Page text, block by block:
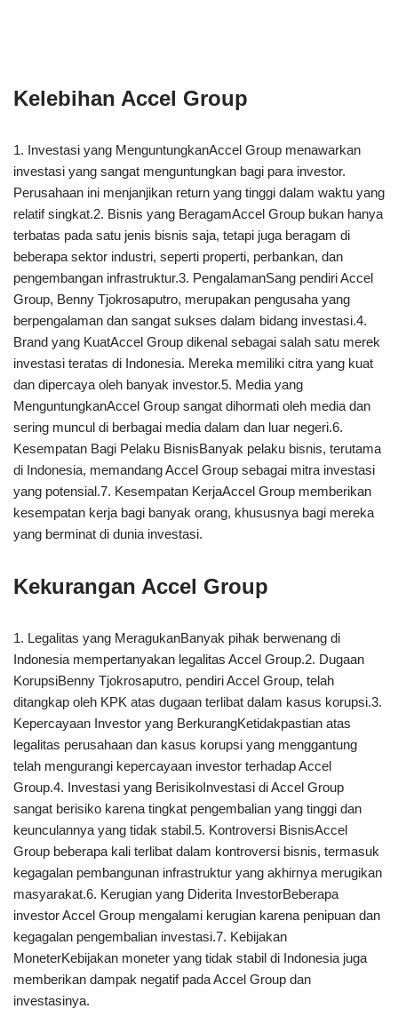
Kelebihan Accel Group
1. Investasi yang MenguntungkanAccel Group menawarkan
investasi yang sangat menguntungkan bagi para investor.
Perusahaan ini menjanjikan return yang tinggi dalam waktu yang
relatif singkat.2. Bisnis yang BeragamAccel Group bukan hanya
terbatas pada satu jenis bisnis saja, tetapi juga beragam di
beberapa sektor industri, seperti properti, perbankan, dan
pengembangan infrastruktur.3. PengalamanSang pendiri Accel
Group, Benny Tjokrosaputro, merupakan pengusaha yang
berpengalaman dan sangat sukses dalam bidang investasi.4.
Brand yang KuatAccel Group dikenal sebagai salah satu merek
investasi teratas di Indonesia. Mereka memiliki citra yang kuat
dan dipercaya oleh banyak investor.5. Media yang
MenguntungkanAccel Group sangat dihormati oleh media dan
sering muncul di berbagai media dalam dan luar negeri.6.
Kesempatan Bagi Pelaku BisnisBanyak pelaku bisnis, terutama
di Indonesia, memandang Accel Group sebagai mitra investasi
yang potensial.7. Kesempatan KerjaAccel Group memberikan
kesempatan kerja bagi banyak orang, khususnya bagi mereka
yang berminat di dunia investasi.
Kekurangan Accel Group
1. Legalitas yang MeragukanBanyak pihak berwenang di
Indonesia mempertanyakan legalitas Accel Group.2. Dugaan
KorupsiBenny Tjokrosaputro, pendiri Accel Group, telah
ditangkap oleh KPK atas dugaan terlibat dalam kasus korupsi.3.
Kepercayaan Investor yang BerkurangKetidakpastian atas
legalitas perusahaan dan kasus korupsi yang menggantung
telah mengurangi kepercayaan investor terhadap Accel
Group.4. Investasi yang BerisikoInvestasi di Accel Group
sangat berisiko karena tingkat pengembalian yang tinggi dan
keunculannya yang tidak stabil.5. Kontroversi BisnisAccel
Group beberapa kali terlibat dalam kontroversi bisnis, termasuk
kegagalan pembangunan infrastruktur yang akhirnya merugikan
masyarakat.6. Kerugian yang Diderita InvestorBeberapa
investor Accel Group mengalami kerugian karena penipuan dan
kegagalan pengembalian investasi.7. Kebijakan
MoneterKebijakan moneter yang tidak stabil di Indonesia juga
memberikan dampak negatif pada Accel Group dan
investasinya.